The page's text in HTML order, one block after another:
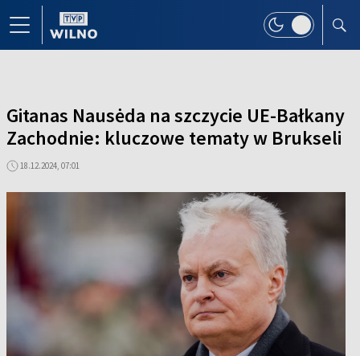
Gitanas Nausėda na szczycie UE-Bałkany
Zachodnie: kluczowe tematy w Brukseli
18.12.2024, 07:01